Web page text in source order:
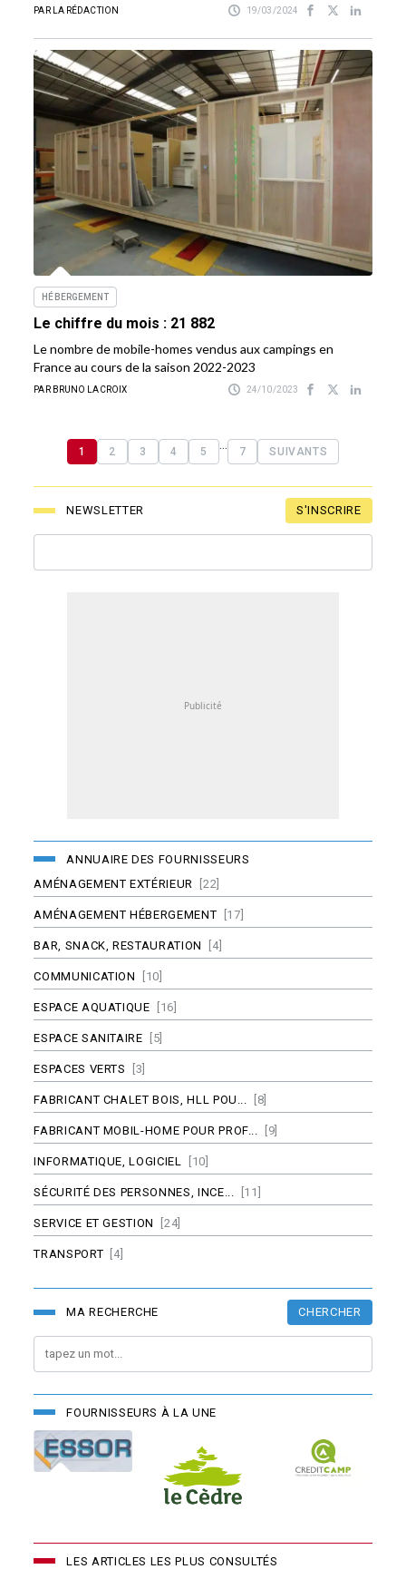
PAR LA RÉDACTION 19/03/2024
HÉBERGEMENT
Le chiffre du mois : 21 882
Le nombre de mobile-homes vendus aux campings en
France au cours de la saison 2022-2023
PAR BRUNO LACROIX 24/10/2023
1 2 3 4 5 ... 7 SUIVANTS
NEWSLETTER S'INSCRIRE
ANNUAIRE DES FOURNISSEURS
AMÉNAGEMENT EXTÉRIEUR
[22]
AMÉNAGEMENT HÉBERGEMENT [17]
BAR, SNACK, RESTAURATION [4]
COMMUNICATION [10]
ESPACE AQUATIQUE [16]
ESPACE SANITAIRE [5]
ESPACES VERTS [3]
FABRICANT CHALET BOIS, HLL POU... [8]
FABRICANT MOBIL-HOME POUR PROF... [9]
INFORMATIQUE, LOGICIEL [10]
SÉCURITÉ DES PERSONNES, INCE... [11]
SERVICE ET GESTION [24]
TRANSPORT [4]
MA RECHERCHE CHERCHER
FOURNISSEURS À LA UNE
LES ARTICLES LES PLUS CONSULTÉS